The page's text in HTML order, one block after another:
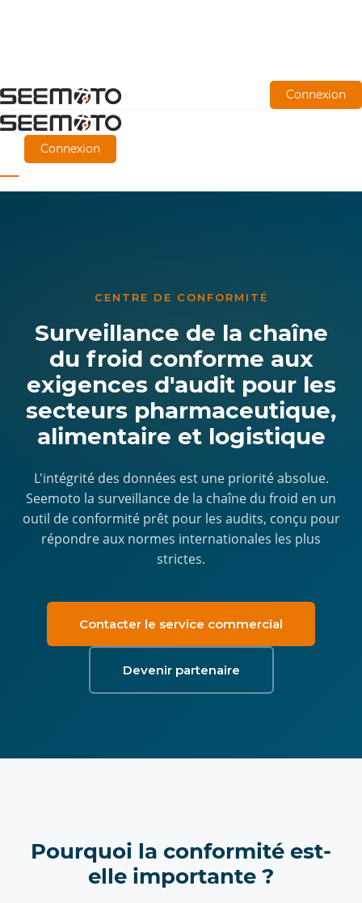
Aller
directement
contenu
principal
Connexion
Connexion
CENTRE DE CONFORMITÉ
Surveillance de la chaîne
du froid conforme aux
exigences d'audit pour les
secteurs pharmaceutique,
alimentaire et logistique
L'intégrité des données est une priorité absolue.
Seemoto la surveillance de la chaîne du froid en un
outil de conformité prêt pour les audits, conçu pour
répondre aux normes internationales les plus
strictes.
Contacter le service commercial
Devenir partenaire
Pourquoi la conformité est-
elle importante ?